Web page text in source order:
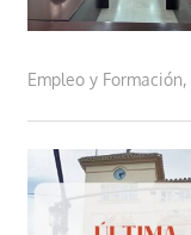
Empleo y Formación,